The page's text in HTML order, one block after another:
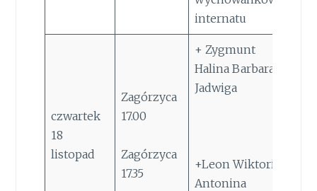
internatu
czwartek
18
listopad
Zagórzyca
17.00
Zagórzyca
17.35
+ Zygmunt
Halina Barbara
Jadwiga
+Leon Wiktoria
Antonina